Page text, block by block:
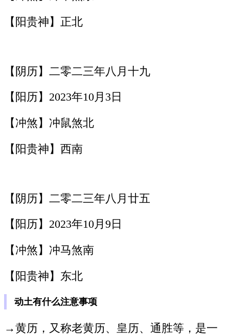
【阳贵神】正北
【阴历】二零二三年八月十九
【阳历】2023年10月3日
【冲煞】冲鼠煞北
【阳贵神】西南
【阴历】二零二三年八月廿五
【阳历】2023年10月9日
【冲煞】冲马煞南
【阳贵神】东北
动土有什么注意事项
→黄历，又称老黄历、皇历、通胜等，是一